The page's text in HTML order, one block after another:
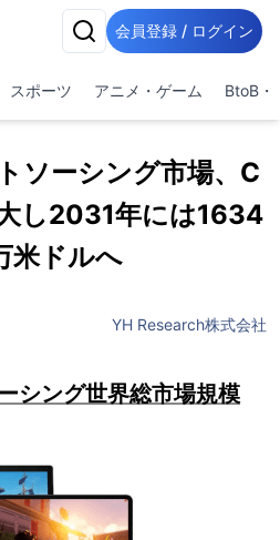
会員登録 / ログイン
スポーツ アニメ・ゲーム BtoB・
ソーシング市場、C
し2031年には1634
米ドルへ
YH Research株式会社
シング世界総市場規模